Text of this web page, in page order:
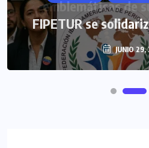
FIPETUR se
JUNIO 29,